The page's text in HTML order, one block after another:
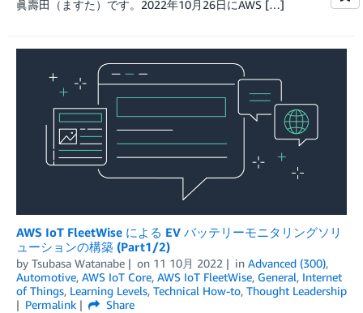
眞壽田（ますた）です。2022年10月26日にAWS […]
AWS IoT FleetWise による EV バッテリーモニタリングソリ
ューションの構築 (Part1/2)
by Tsubasa Watanabe on 11 10月 2022 in Advanced (300),
Automotive, AWS IoT Core, AWS IoT FleetWise, General, Internet
of Things, Learning Levels, Technical How-to, Thought Leadership
Permalink
Share